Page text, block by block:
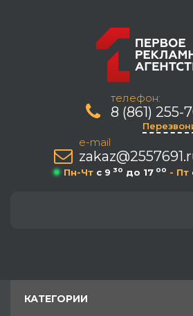
телефон:
8 (861) 255-
e-mail
Пн-Чт c 9 30 до 17 00 - Пт
КАТЕГОРИИ